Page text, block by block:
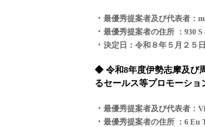
・ 最優秀提案者及び代表者
・ 最優秀提案者の住所 ：930 S
・ 決定日：令和８年５月２５日
◆ 令和8年度伊勢志摩及び
るセールス等プロモーショ
・ 最優秀提案者及び代表者
・ 最優秀提案者の住所 ：6 Eu